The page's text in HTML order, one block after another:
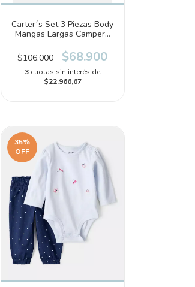
Carter´s Set 3 Piezas Body
Mangas Largas Campera
(1T878310)
$106.000 $68.900
3 cuotas sin interés de
$22.966,67
35%
OFF